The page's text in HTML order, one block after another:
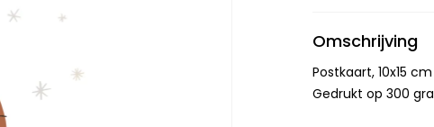
Omschrijving
Postkaart, 10x15 cm
Gedrukt op 300